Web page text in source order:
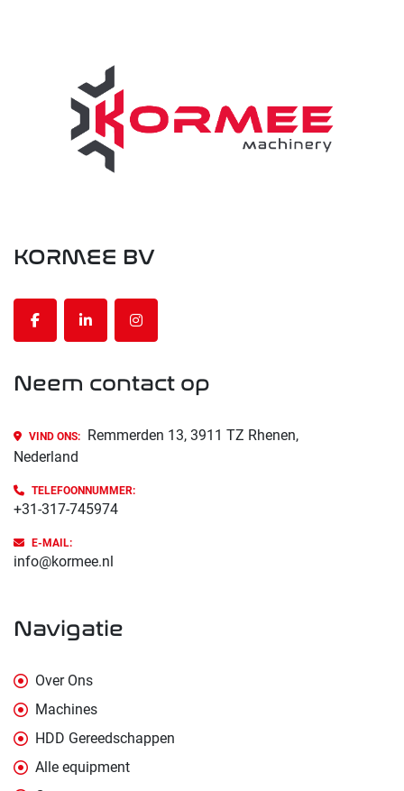
KORMEE BV
facebooklinkedininstagram
Neem contact op
VIND ONS:
Remmerden 13, 3911 TZ Rhenen,
Nederland
TELEFOONNUMMER:
+31-317-745974
E-MAIL:
info@kormee.nl
navigatie
Over Ons
Machines
HDD Gereedschappen
Alle equipment